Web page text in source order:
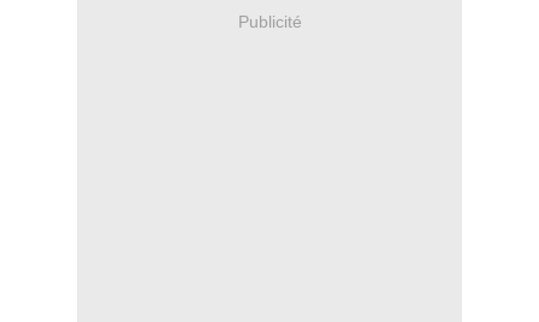
Publicité